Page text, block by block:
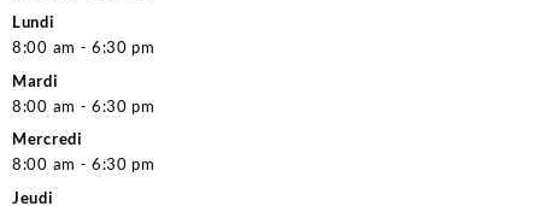
Lundi
8:00 am - 6:30 pm
Mardi
8:00 am - 6:30 pm
Mercredi
8:00 am - 6:30 pm
Jeudi